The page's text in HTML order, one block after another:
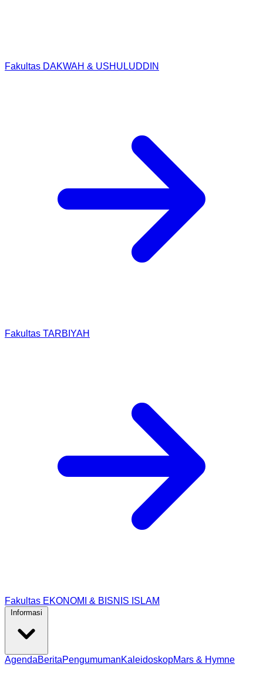
Fakultas DAKWAH & USHULUDDIN
Fakultas TARBIYAH
Fakultas EKONOMI & BISNIS ISLAM
AgendaBeritaPengumumanKaleidoskopMars & Hymne